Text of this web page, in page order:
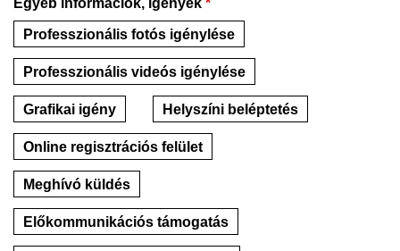
Egyéb információk, igények *
Professzionális fotós igénylése
Professzionális videós igénylése
Grafikai igény Helyszíni beléptetés
Online regisztrációs felület
Meghívó küldés
Előkommunikációs támogatás